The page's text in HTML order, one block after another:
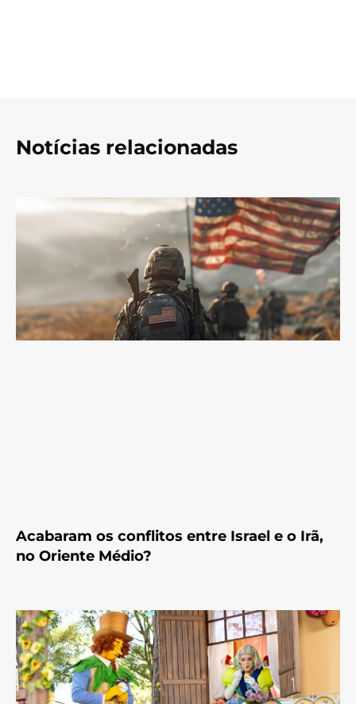
Notícias relacionadas
Acabaram os conflitos entre Israel e o Irã,
no Oriente Médio?